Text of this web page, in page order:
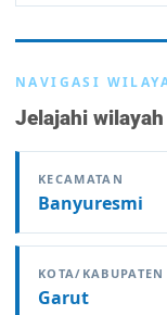
NAVIGASI
Jelajahi
KECAMATAN
Banyuresmi
KOTA/KABUPATEN
Garut